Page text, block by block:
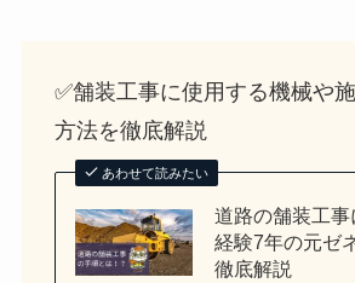
✅舗装工事に使用する機械や
方法を徹底解説
あわせて読みたい
道路の舗装工
経験7年の元ゼ
徹底解説